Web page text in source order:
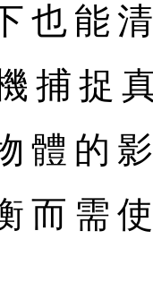
也能
捕捉
體的
而需